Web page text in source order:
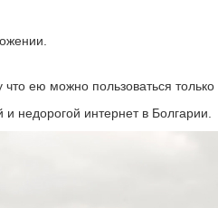
ею можно пользоваться только
недорогой интернет в Болгарии.